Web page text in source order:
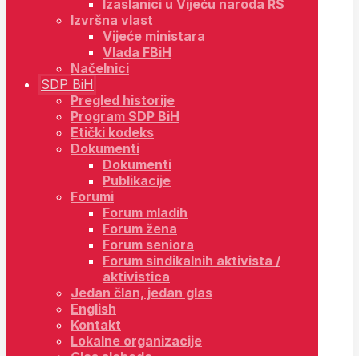
Izaslanici u Vijeću naroda RS
Izvršna vlast
Vijeće ministara
Vlada FBiH
Načelnici
SDP BiH
Pregled historije
Program SDP BiH
Etički kodeks
Dokumenti
Dokumenti
Publikacije
Forumi
Forum mladih
Forum žena
Forum seniora
Forum sindikalnih aktivista /
aktivistica
Jedan član, jedan glas
English
Kontakt
Lokalne organizacije